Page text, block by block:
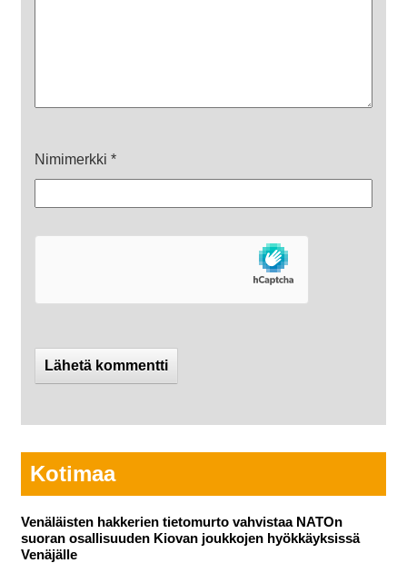
Nimimerkki *
Kotimaa
Venäläisten hakkerien tietomurto vahvistaa NATOn
suoran osallisuuden Kiovan joukkojen hyökkäyksissä
Venäjälle